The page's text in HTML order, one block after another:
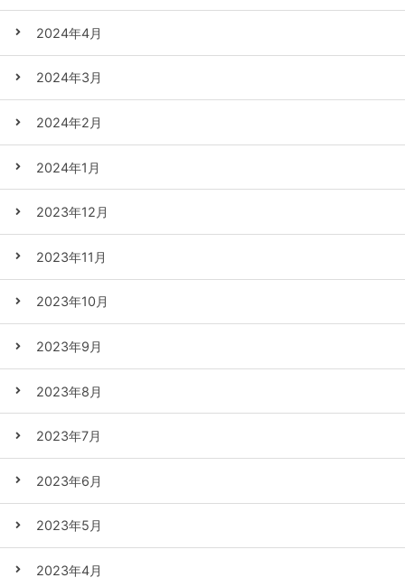
2024年4月
2024年3月
2024年2月
2024年1月
2023年12月
2023年11月
2023年10月
2023年9月
2023年8月
2023年7月
2023年6月
2023年5月
2023年4月